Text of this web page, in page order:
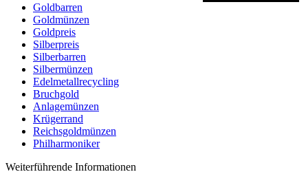
Goldbarren
Goldmünzen
Goldpreis
Silberpreis
Silberbarren
Silbermünzen
Edelmetallrecycling
Bruchgold
Anlagemünzen
Krügerrand
Reichsgoldmünzen
Philharmoniker
Weiterführende Informationen